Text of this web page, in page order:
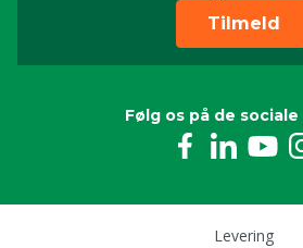
Tilmeld
Følg os på de
Levering